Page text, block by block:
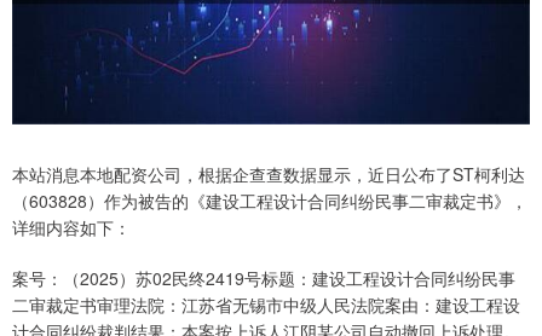
本站消息本地配资公司，根据企查查数据显示，近日公布了ST柯利达
（603828）作为被告的《建设工程设计合同纠纷民事二审裁定书》，
详细内容如下：
案号：（2025）苏02民终2419号标题：建设工程设计合同纠纷民事
二审裁定书审理法院：江苏省无锡市中级人民法院案由：建设工程设